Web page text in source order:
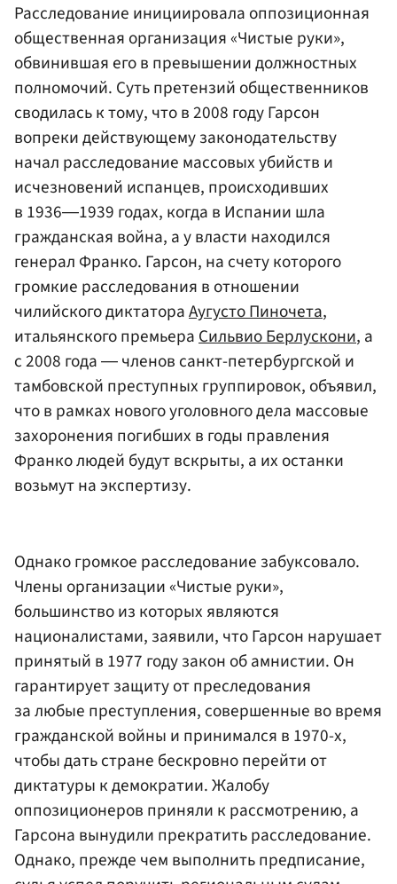
Расследование инициировала оппозиционная
общественная организация «Чистые руки»,
обвинившая его в превышении должностных
полномочий. Суть претензий общественников
сводилась к тому, что в 2008 году Гарсон
вопреки действующему законодательству
начал расследование массовых убийств и
исчезновений испанцев, происходивших
в 1936―1939 годах, когда в Испании шла
гражданская война, а у власти находился
генерал Франко. Гарсон, на счету которого
громкие расследования в отношении
чилийского диктатораАугусто Пиночета,
итальянского премьераСильвио Берлускони, а
с 2008 года ― членов санкт-петербургской и
тамбовской преступных группировок, объявил,
что в рамках нового уголовного дела массовые
захоронения погибших в годы правления
Франко людей будут вскрыты, а их останки
возьмут на экспертизу.
Однако громкое расследование забуксовало.
Члены организации «Чистые руки»,
большинство из которых являются
националистами, заявили, что Гарсон нарушает
принятый в 1977 году закон об амнистии. Он
гарантирует защиту от преследования
за любые преступления, совершенные во время
гражданской войны и принимался в 1970-х,
чтобы дать стране бескровно перейти от
диктатуры к демократии. Жалобу
оппозиционеров приняли к рассмотрению, а
Гарсона вынудили прекратить расследование.
Однако, прежде чем выполнить предписание,